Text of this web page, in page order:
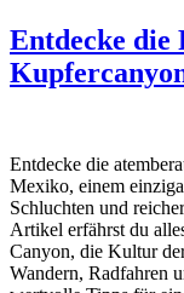
Entdecke die
Entdecke die
Mexiko, einem
Schluchten und
Artikel erfährst du
Canyon, die Kultur
Wandern, Radfahren